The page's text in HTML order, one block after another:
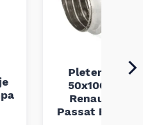
Pletenica
50x100 Audi
Renault
Passat B5